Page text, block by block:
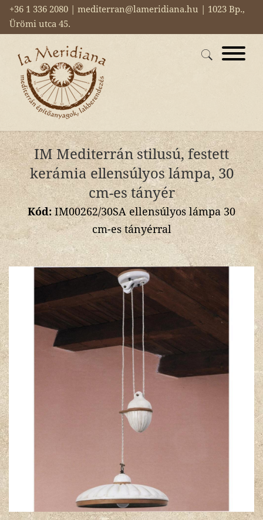
+36 1 336 2080 | mediterran@lameridiana.hu | 1023 Bp.,
Ürömi utca 45.
IM Mediterrán stilusú, festett
kerámia ellensúlyos lámpa, 30
cm-es tányér
Kód: IM00262/30SA ellensúlyos lámpa 30
cm-es tányérral